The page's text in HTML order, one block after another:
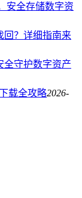
安全存储数字资
回？详细指南来
全守护数字资产
载全攻略2026-